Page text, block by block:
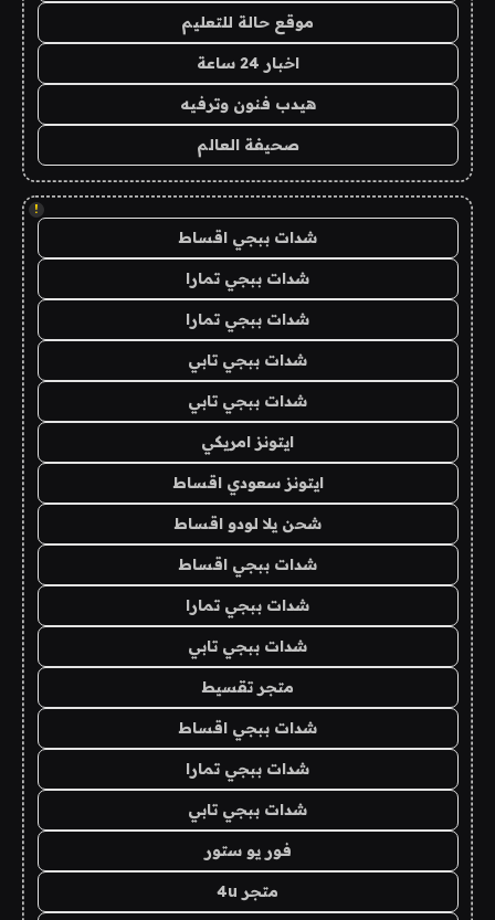
موقع حالة للتعليم
اخبار 24 ساعة
هيدب فنون وترفيه
صحيفة العالم
!
شدات ببجي اقساط
شدات ببجي تمارا
شدات ببجي تمارا
شدات ببجي تابي
شدات ببجي تابي
ايتونز امريكي
ايتونز سعودي اقساط
شحن يلا لودو اقساط
شدات ببجي اقساط
شدات ببجي تمارا
شدات ببجي تابي
متجر تقسيط
شدات ببجي اقساط
شدات ببجي تمارا
شدات ببجي تابي
فور يو ستور
متجر 4u